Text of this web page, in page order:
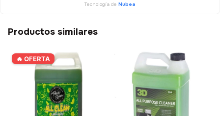
Tecnología de Nubea
Productos similares
🔥 OFERTA